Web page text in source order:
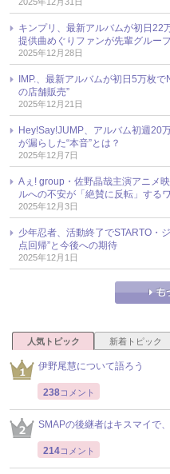
キンプリ、最新アルバムが初日
提供曲めぐりファンが先輩グルー
2025年12月28日
IMP.、最新アルバムが初日5万枚
の店舗販売”
2025年12月21日
Hey!Say!JUMP、アルバム初週
が漏らした“本音”とは？
2025年12月7日
Aぇ! group・佐野晶哉主演アニメ
ルへの不安が「絶賛に反転」する
2025年12月3日
少年忍者、活動終了でSTARTO・
点回帰”と今後への期待
2025年12月1日
人気トピック 新着トピック
伊野尾慧について語ろう
238コメント
SMAPの後継者はキスマイで
214コメント